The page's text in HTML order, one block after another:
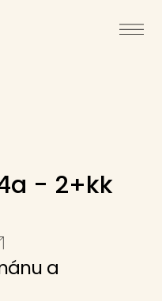
- 2+kk
a